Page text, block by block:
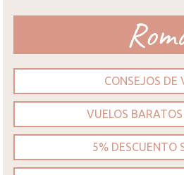
CONSEJOS DE
VUELOS
5% DESCUENTO